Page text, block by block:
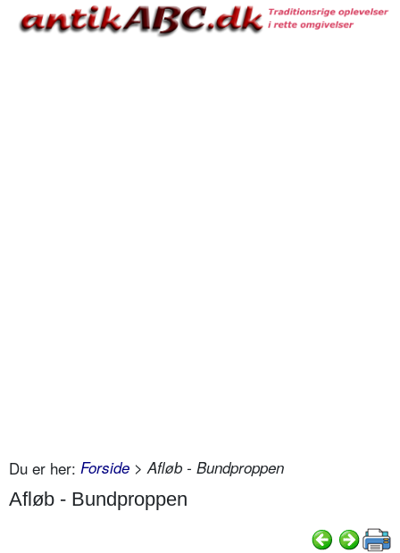
Du er her: Forside > Afløb - Bundproppen
Afløb - Bundproppen